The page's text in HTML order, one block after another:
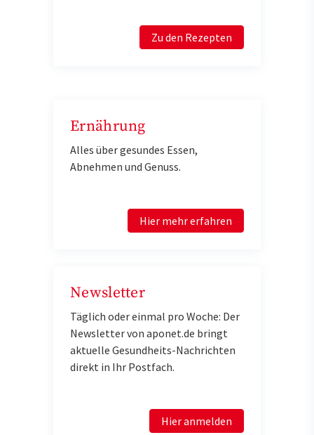
Zu den Rezepten
Ernährung
Alles über gesundes Essen,
Abnehmen und Genuss.
Hier mehr erfahren
Newsletter
Täglich oder einmal pro Woche: Der
Newsletter von aponet.de bringt
aktuelle Gesundheits-Nachrichten
direkt in Ihr Postfach.
Hier anmelden